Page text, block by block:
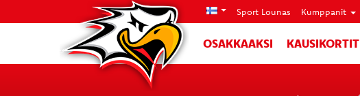
Sport Lounas Kumppanit
OSAKKAAKSI KAUSIKORTIT